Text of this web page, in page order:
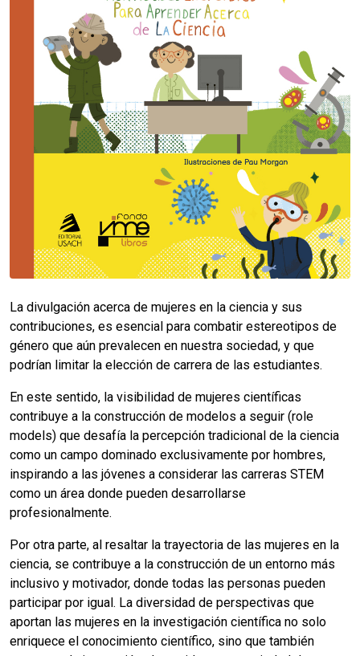
La divulgación acerca de mujeres en la ciencia y sus
contribuciones, es esencial para combatir estereotipos de
género que aún prevalecen en nuestra sociedad, y que
podrían limitar la elección de carrera de las estudiantes.
En este sentido, la visibilidad de mujeres científicas
contribuye a la construcción de modelos a seguir (role
models) que desafía la percepción tradicional de la ciencia
como un campo dominado exclusivamente por hombres,
inspirando a las jóvenes a considerar las carreras STEM
como un área donde pueden desarrollarse
profesionalmente.
Por otra parte, al resaltar la trayectoria de las mujeres en la
ciencia, se contribuye a la construcción de un entorno más
inclusivo y motivador, donde todas las personas pueden
participar por igual. La diversidad de perspectivas que
aportan las mujeres en la investigación científica no solo
enriquece el conocimiento científico, sino que también